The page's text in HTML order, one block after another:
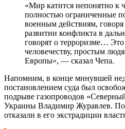
«Мир катится непонятно к
полностью ограниченные
военным действиям,
развитии конфликта в
говорят о терроризме…
человечеству, простым
Европы», — сказал Чепа.
Напомним, в конце минувшей
постановлением суда был
подрыве газопроводов
Украины Владимир Журавлев.
отказали в его экстрадиции